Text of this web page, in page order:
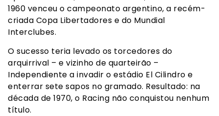
1960 venceu o campeonato argentino, a recém-
criada Copa Libertadores e do Mundial
Interclubes.
O sucesso teria levado os torcedores do
arquirrival – e vizinho de quarteirão –
Independiente a invadir o estádio El Cilindro e
enterrar sete sapos no gramado. Resultado: na
década de 1970, o Racing não conquistou nenhum
título.